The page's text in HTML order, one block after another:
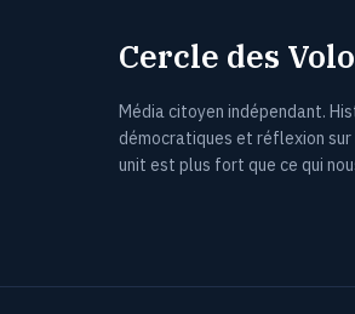
Cercle des
Média citoyen indépendant.
démocratiques et réflexion
unit est plus fort que ce qui